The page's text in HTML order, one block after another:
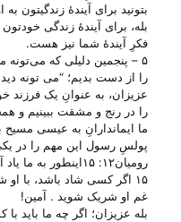
بتونید برای آیندهٔ زندگیتون به
بله، برای آیندهٔ زندگی
فکرِ آیندهٔ شما نیز هست.
۵ – پنجمین دلیلی که
را از دست بدیم؛ “می‌ تونه
عزیزان، به عنوانِ یک فرزند
را در رنج و مشقت ببینیم و
ما ایماندارانِ به عیسی مسیح
پولسِ رسول این مهم را در
رومیان۱۲: ۱۵اینطور به ما یاد آور شده.
۱۵ اگر کسی شاد باشد، با
غم او شریک شوید . آمین!
بله عزیزان؛ اگر چه ما باید